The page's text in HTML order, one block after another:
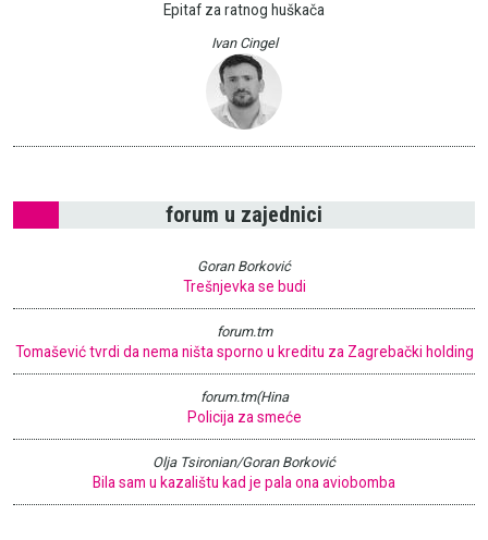
Epitaf za ratnog huškača
Ivan Cingel
forum u zajednici
Goran Borković
Trešnjevka se budi
forum.tm
Tomašević tvrdi da nema ništa sporno u kreditu za Zagrebački holding
forum.tm(Hina
Policija za smeće
Olja Tsironian/Goran Borković
Bila sam u kazalištu kad je pala ona aviobomba